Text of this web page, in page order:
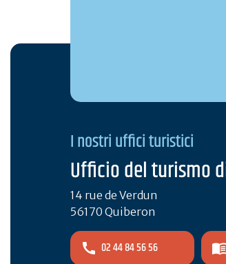
I nostri uffici turistici
Ufficio del turismo
14 rue de Verdun
56170 Quiberon
02 44 84 56 56